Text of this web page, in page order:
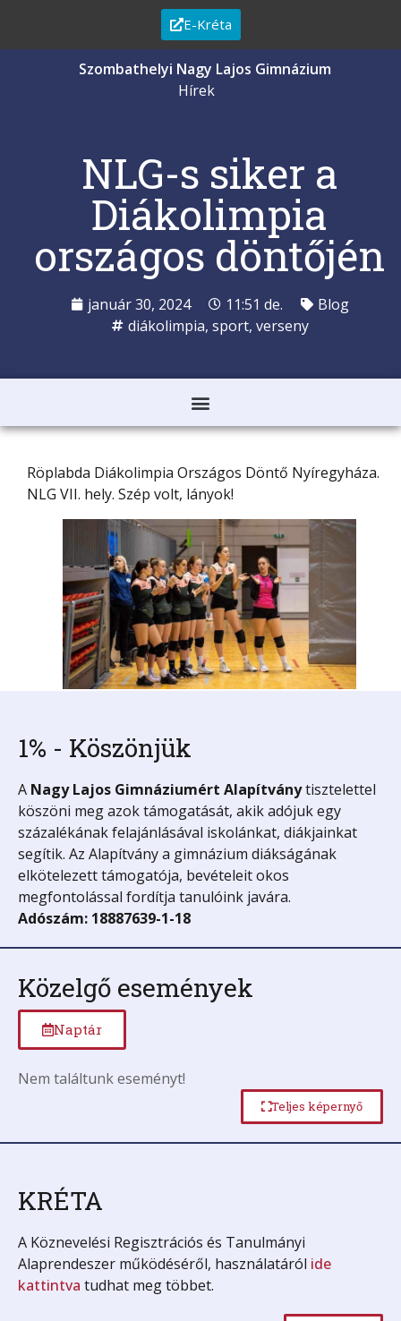
E-Kréta
Szombathelyi Nagy Lajos Gimnázium
Hírek
NLG-s siker a
Diákolimpia
országos döntőjén
január 30, 2024 11:51 de.
Blog
diákolimpia, sport, verseny
Röplabda Diákolimpia Országos Döntő Nyíregyháza.
NLG VII. hely. Szép volt, lányok!
1% - Köszönjük
A Nagy Lajos Gimnáziumért Alapítványtisztelettel
köszöni meg azok támogatását, akik adójuk egy
százalékának felajánlásával iskolánkat, diákjainkat
segítik. Az Alapítvány a gimnázium diákságának
elkötelezett támogatója, bevételeit okos
megfontolással fordítja tanulóink javára.
Adószám: 18887639-1-18
Közelgő események
Naptár
Nem találtunk eseményt!
Teljes képernyő
KRÉTA
A Köznevelési Regisztrációs és Tanulmányi
Alaprendeszer működéséről, használatáról ide
kattintva tudhat meg többet.